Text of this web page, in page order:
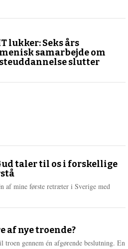
lukker: Seks års
samarbejde om
slutter
taler til os i forskellige
af mine første retræter i Sverige med
af nye troende?
gennem én afgørende beslutning. En